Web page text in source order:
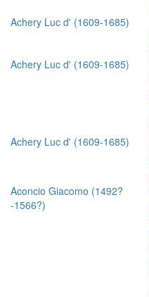
Achery Luc d' (1609-1685)
Achery Luc d' (1609-1685)
Achery Luc d' (1609-1685)
Aconcio Giacomo (1492?
-1566?)